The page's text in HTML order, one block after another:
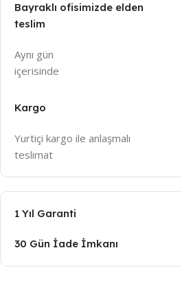
Bayraklı ofisimizde elden
teslim
Aynı gün
içerisinde
Kargo
Yurtiçi kargo ile anlaşmalı
teslimat
1 Yıl Garanti
30 Gün İade İmkanı